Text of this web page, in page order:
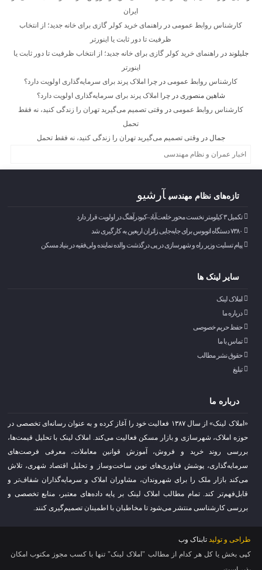
ایران
کارشناس روابط عمومی در راهنمای خرید کولر گازی برای خانه جدید؛ از انتخاب
ظرفیت تا دور ثابت یا اینورتر
جلیلوند در راهنمای خرید کولر گازی برای خانه جدید؛ از انتخاب ظرفیت تا دور ثابت یا
اینورتر
کارشناس روابط عمومی در چرا املاک پرند برای سرمایه‌گذاری اولویت دارد؟
شاهین منصوری درچرا املاک پرند برای سرمایه‌گذاری اولویت دارد؟
کارشناس روابط عمومی در وقتی تصمیم می‌گیرید تهران را زندگی کنید، نه فقط
تحمل
جمال در وقتی تصمیم می‌گیرید تهران را زندگی کنید، نه فقط تحمل
اخبار عمران و نظام مهندسی
تازه‌های نظام مهندسی آرشیو
تکمیل ۳ کیلومتر نخست محور خلعت‌آباد–کبودرآهنگ در اولویت قرار دارد
۷۳۸۰ دستگاه اتوبوس برای جابه‌جایی زائران اربعین به‌ کارگیری شد
پیام تسلیت وزیر راه و شهرسازی در پی درگذشت والده نماینده ولی‌فقیه در بنیاد مسکن
سایر لینک ها
املاک لینک
درباره ما
حفظ حریم خصوصی
تماس با ما
حقوق نشر مطالب
تبلیغ
درباره ما
«املاک لینک» از سال ۱۳۸۷ فعالیت خود را آغاز کرده و به عنوان رسانه‌ای تخصصی در
حوزه املاک، شهرسازی و بازار مسکن فعالیت می‌کند. املاک لینک با تحلیل قیمت‌ها،
بررسی روند خرید و فروش، آموزش قوانین معاملات، معرفی فرصت‌های
سرمایه‌گذاری، پوشش فناوری‌های نوین ساخت‌وساز و تحلیل اقتصاد شهری، تلاش
می‌کند بازار ملک را برای شهروندان، مشاوران املاک و سرمایه‌گذاران شفاف‌تر و
قابل‌فهم‌تر کند. تمام مطالب املاک لینک بر پایه داده‌های معتبر، منابع تخصصی و
بررسی کارشناسی منتشر می‌شود تا مخاطبان با اطمینان تصمیم‌گیری کنند.
طراحی و تولیدتابناک وب
کپی بخش یا کل هر کدام از مطالب "املاک لینک" تنها با کسب مجوز مکتوب امکان